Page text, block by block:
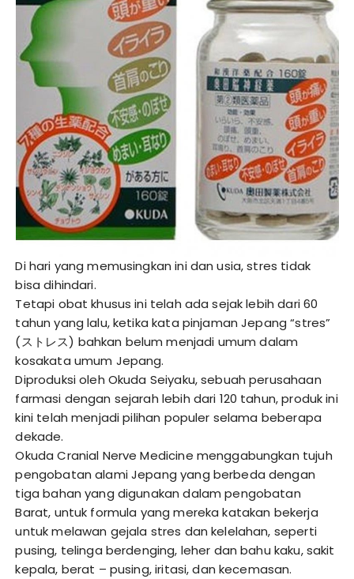
Di hari yang memusingkan ini dan usia, stres tidak
bisa dihindari.
Tetapi obat khusus ini telah ada sejak lebih dari 60
tahun yang lalu, ketika kata pinjaman Jepang “stres”
(ストレス) bahkan belum menjadi umum dalam
kosakata umum Jepang.
Diproduksi oleh Okuda Seiyaku, sebuah perusahaan
farmasi dengan sejarah lebih dari 120 tahun, produk ini
kini telah menjadi pilihan populer selama beberapa
dekade.
Okuda Cranial Nerve Medicine menggabungkan tujuh
pengobatan alami Jepang yang berbeda dengan
tiga bahan yang digunakan dalam pengobatan
Barat, untuk formula yang mereka katakan bekerja
untuk melawan gejala stres dan kelelahan, seperti
pusing, telinga berdenging, leher dan bahu kaku, sakit
kepala, berat – pusing, iritasi, dan kecemasan.